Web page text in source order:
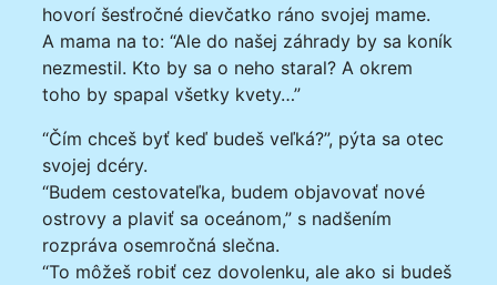
hovorí šesťročné dievčatko ráno svojej mame.
A mama na to: “Ale do našej záhrady by sa koník
nezmestil. Kto by sa o neho staral? A okrem
toho by spapal všetky kvety…”
“Čím chceš byť keď budeš veľká?”, pýta sa otec
svojej dcéry.
“Budem cestovateľka, budem objavovať nové
ostrovy a plaviť sa oceánom,” s nadšením
rozpráva osemročná slečna.
“To môžeš robiť cez dovolenku, ale ako si budeš